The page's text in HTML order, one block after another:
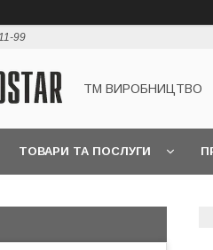
99
ТМ ВИРОБНИЦТВО
ТОВАРИ ТА ПОСЛУГИ